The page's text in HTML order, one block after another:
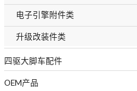
电子引擎附件类
升级改装件类
四驱大脚车配件
OEM产品